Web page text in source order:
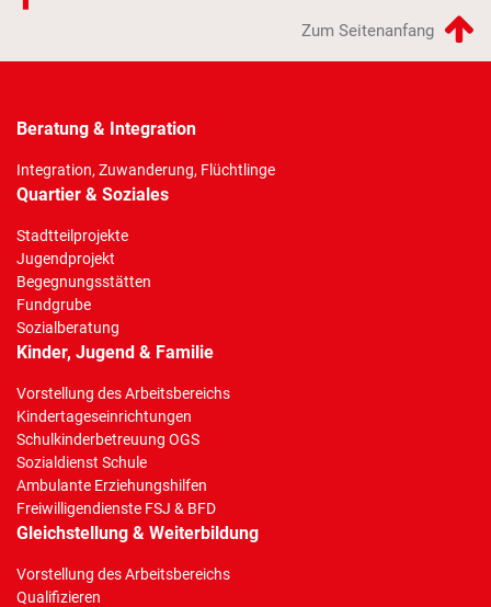
Zum Seitenanfang
Beratung & Integration
Integration, Zuwanderung, Flüchtlinge
Quartier & Soziales
Stadtteilprojekte
Jugendprojekt
Begegnungsstätten
Fundgrube
Sozialberatung
Kinder, Jugend & Familie
Vorstellung des Arbeitsbereichs
Kindertageseinrichtungen
Schulkinderbetreuung OGS
Sozialdienst Schule
Ambulante Erziehungshilfen
Freiwilligendienste FSJ & BFD
Gleichstellung & Weiterbildung
Vorstellung des Arbeitsbereichs
Qualifizieren